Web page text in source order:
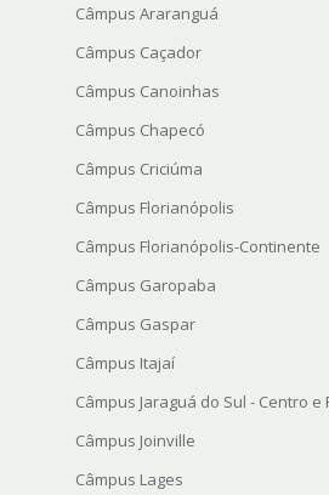
Câmpus Araranguá
Câmpus Caçador
Câmpus Canoinhas
Câmpus Chapecó
Câmpus Criciúma
Câmpus Florianópolis
Câmpus Florianópolis-Continente
Câmpus Garopaba
Câmpus Gaspar
Câmpus Itajaí
Câmpus Jaraguá do Sul - Centro e
Câmpus Joinville
Câmpus Lages